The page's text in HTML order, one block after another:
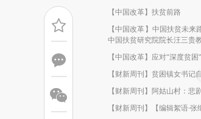
【中国改革】扶贫前路
【中国改革】中国扶贫未
中国扶贫研究院院长汪三贵
【中国改革】应对“深度贫困”
【财新周刊】贫困镇女书记
【财新周刊】阿姑山村：悲
【财新周刊】【编辑絮语·